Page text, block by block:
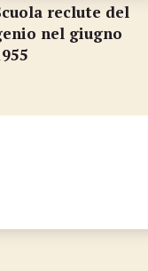
reclute del
nel giugno